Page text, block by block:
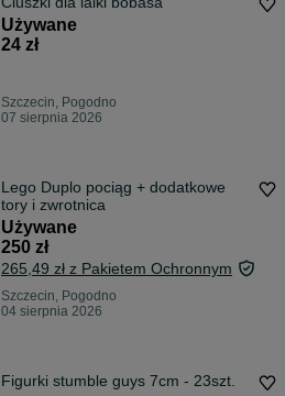
Używane
24 zł
Szczecin, Pogodno
07 sierpnia 2026
Lego Duplo pociąg + dodatkowe
tory i zwrotnica
Używane
250 zł
265,49 zł z Pakietem Ochronnym
Szczecin, Pogodno
04 sierpnia 2026
Figurki stumble guys 7cm - 23szt.